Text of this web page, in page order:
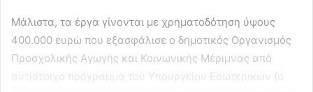
Μάλιστα, τα έργα γίνονται με χρηματοδότηση ύψους
400.000 ευρώ που εξασφάλισε ο δημοτικός Οργανισμός
Προσχολικής Αγωγής και Κοινωνικής Μέριμνας από
αντίστοιχο πρόγραμμα του Υπουργείου Εσωτερικών (ο